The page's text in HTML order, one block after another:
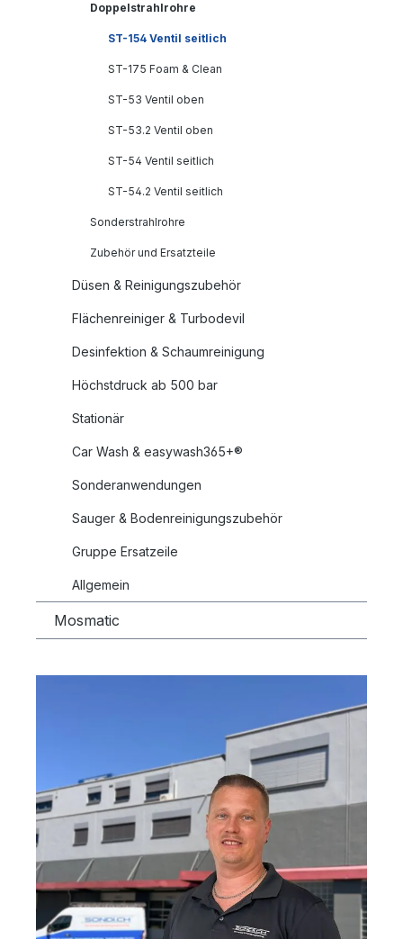
Doppelstrahlrohre
ST-154 Ventil seitlich
ST-175 Foam & Clean
ST-53 Ventil oben
ST-53.2 Ventil oben
ST-54 Ventil seitlich
ST-54.2 Ventil seitlich
Sonderstrahlrohre
Zubehör und Ersatzteile
Düsen & Reinigungszubehör
Flächenreiniger & Turbodevil
Desinfektion & Schaumreinigung
Höchstdruck ab 500 bar
Stationär
Car Wash & easywash365+®
Sonderanwendungen
Sauger & Bodenreinigungszubehör
Gruppe Ersatzeile
Allgemein
Mosmatic